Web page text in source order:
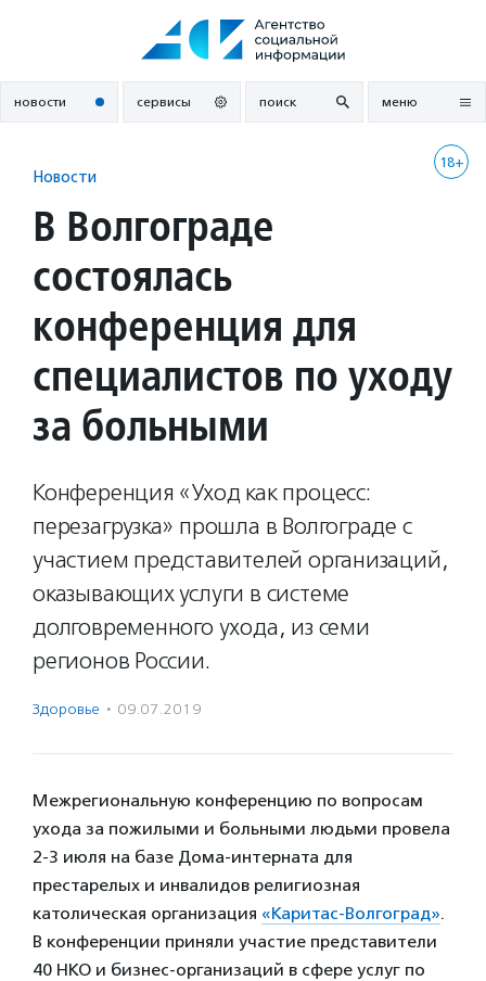
новости сервисы поиск меню
18+
Новости
В Волгограде
состоялась
конференция для
специалистов по уходу
за больными
Конференция «Уход как процесс:
перезагрузка» прошла в Волгограде с
участием представителей организаций,
оказывающих услуги в системе
долговременного ухода, из семи
регионов России.
Здоровье · 09.07.2019
Межрегиональную конференцию по вопросам
ухода за пожилыми и больными людьми провела
2-3 июля на базе Дома-интерната для
престарелых и инвалидов религиозная
католическая организация «Каритас-Волгоград».
В конференции приняли участие представители
40 НКО и бизнес-организаций в сфере услуг по